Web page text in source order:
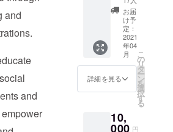
and
and
/ Legal,
Safe
and
Free
Abortio
bandan
a.
クラ
ファン
限定
MAGAZ
INE/Voi
ce Up
Japan
Limited
（ピク
ニッ
ク）を1
度行う
予定で
す。
（コロ
ナウイ
期にな
る可能
ンド
VIVIDの
お好き
なデザ
インの
バッ
グ、ク
ラウド
ファン
ド限定
INEとス
テッ
お届
け予
定：
2021
年04
月
詳細を見る
こ
の
リ
タ
ー
ン
を
選
択
す
る
10,
000 円